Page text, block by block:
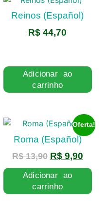
Reinos (Español)
R$ 44,70
Adicionar ao
carrinho
Oferta!
Roma (Español)
R$13,90 R$9,90
Adicionar ao
carrinho